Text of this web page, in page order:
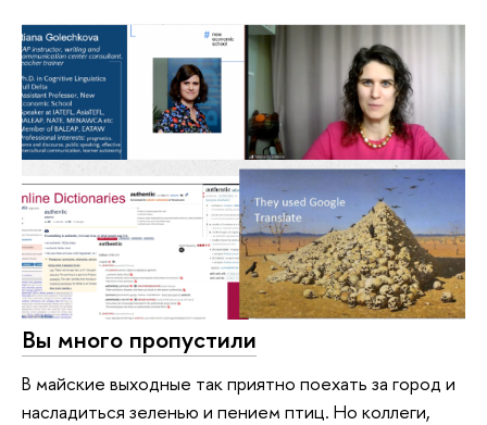
Вы много пропустили
В майские выходные так приятно поехать за город и
насладиться зеленью и пением птиц. Но коллеги,